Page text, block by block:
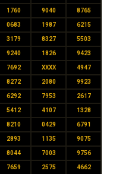
1760 9040 8765
0683 1987 6215
3179 8327 5503
9240 1826 9423
7692 XXXX 4947
8272 2080 9923
6292 7953 2617
5412 4107 1328
8210 0429 6791
2893 1135 9075
8044 7003 9756
7659 2575 4662